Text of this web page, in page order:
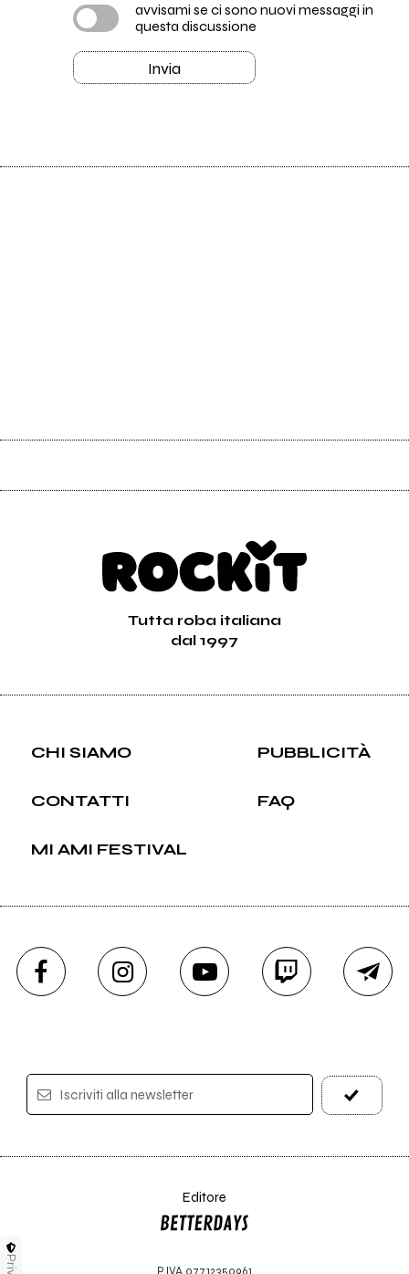
avvisami se ci sono nuovi messaggi in
questa discussione
Invia
Tutta roba italiana
dal 1997
CHI SIAMO PUBBLICITÀ
CONTATTI FAQ
MI AMI FESTIVAL
Iscriviti alla newsletter
Editore
P.IVA 07712350961